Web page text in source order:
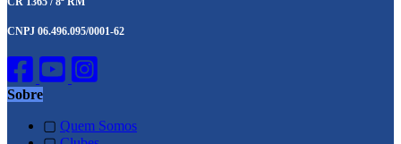
CR 1365 / 8ª RM
CNPJ 06.496.095/0001-62
Sobre
▢ Quem Somos